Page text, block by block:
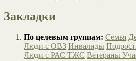
Закладки
По целевым группам: Семья
Люди с ОВЗ Инвалиды
Люди с РАС ТЖС Ветераны